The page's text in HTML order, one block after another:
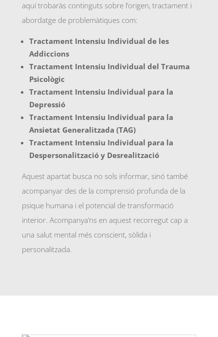
aquí trobaràs continguts sobre l’origen, tractament i
abordatge de problemàtiques com:
Tractament Intensiu Individual de les
Addiccions
Tractament Intensiu Individual del Trauma
Psicològic
Tractament Intensiu Individual para la
Depressió
Tractament Intensiu Individual para la
Ansietat Generalitzada (TAG)
Tractament Intensiu Individual para la
Despersonalització y Desrealització
Aquest apartat busca no sols informar, sinó també
acompanyar des de la comprensió profunda de la
psique humana i el potencial de transformació
interior. Acompanya’ns en aquest recorregut cap a
una salut mental més conscient, sòlida i
personalitzada.